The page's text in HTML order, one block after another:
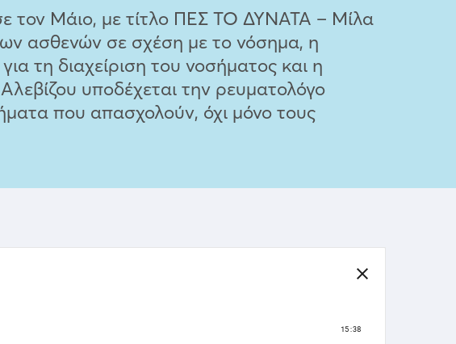
τον Μάιο, με τίτλο ΠΕΣ ΤΟ ΔΥΝΑΤΑ – Μίλα
ασθενών σε σχέση με το νόσημα, η
τη διαχείριση του νοσήματος και η
υποδέχεται την ρευματολόγο
που απασχολούν, όχι μόνο τους